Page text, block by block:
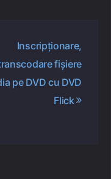
Inscripționare,
fișiere
pe DVD cu DVD
Flick